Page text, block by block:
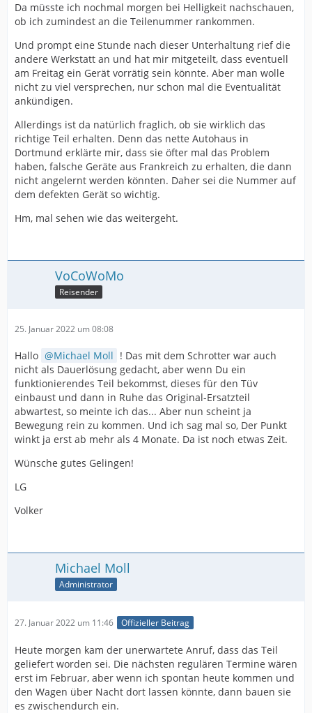
Da müsste ich nochmal morgen bei Helligkeit nachschauen,
ob ich zumindest an die Teilenummer rankommen.
Und prompt eine Stunde nach dieser Unterhaltung rief die
andere Werkstatt an und hat mir mitgeteilt, dass eventuell
am Freitag ein Gerät vorrätig sein könnte. Aber man wolle
nicht zu viel versprechen, nur schon mal die Eventualität
ankündigen.
Allerdings ist da natürlich fraglich, ob sie wirklich das
richtige Teil erhalten. Denn das nette Autohaus in
Dortmund erklärte mir, dass sie öfter mal das Problem
haben, falsche Geräte aus Frankreich zu erhalten, die dann
nicht angelernt werden könnten. Daher sei die Nummer auf
dem defekten Gerät so wichtig.
Hm, mal sehen wie das weitergeht.
VoCoWoMo
Reisender
25. Januar 2022 um 08:08
Hallo Michael Moll ! Das mit dem Schrotter war auch
nicht als Dauerlösung gedacht, aber wenn Du ein
funktionierendes Teil bekommst, dieses für den Tüv
einbaust und dann in Ruhe das Original-Ersatzteil
abwartest, so meinte ich das... Aber nun scheint ja
Bewegung rein zu kommen. Und ich sag mal so, Der Punkt
winkt ja erst ab mehr als 4 Monate. Da ist noch etwas Zeit.
Wünsche gutes Gelingen!
LG
Volker
Michael Moll
Administrator
27. Januar 2022 um 11:46 Offizieller Beitrag
Heute morgen kam der unerwartete Anruf, dass das Teil
geliefert worden sei. Die nächsten regulären Termine wären
erst im Februar, aber wenn ich spontan heute kommen und
den Wagen über Nacht dort lassen könnte, dann bauen sie
es zwischendurch ein.